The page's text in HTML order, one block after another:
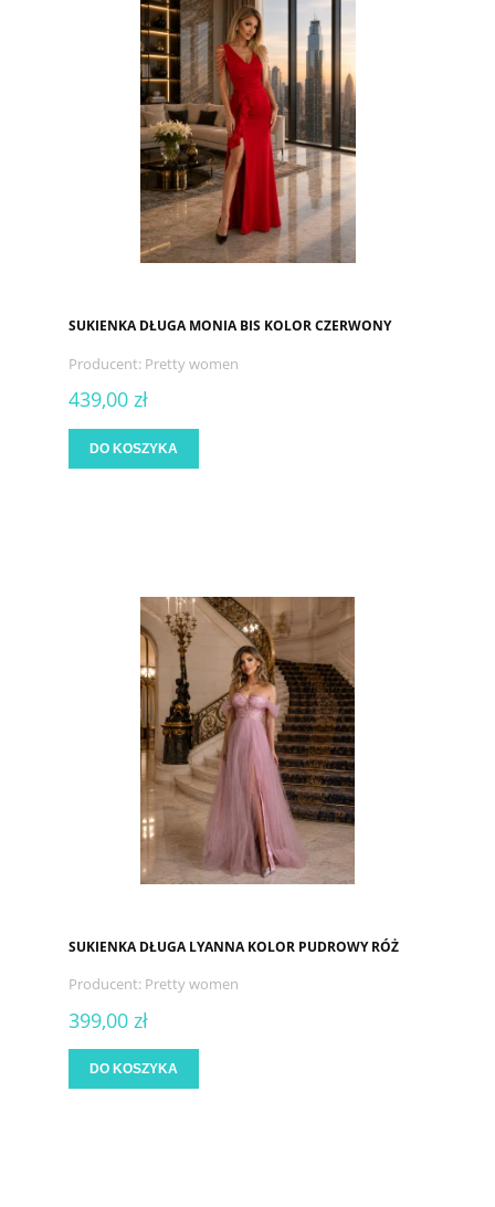
SUKIENKA DŁUGA MONIA BIS KOLOR CZERWONY
Producent: Pretty women
439,00 zł
DO KOSZYKA
SUKIENKA DŁUGA LYANNA KOLOR PUDROWY RÓŻ
Producent: Pretty women
399,00 zł
DO KOSZYKA